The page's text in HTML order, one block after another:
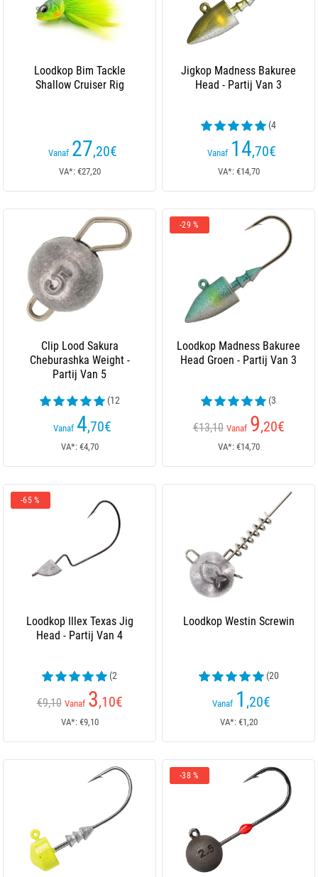
Loodkop Bim Tackle
Shallow Cruiser Rig
Vanaf 27,20€
VA*: €27,20
Jigkop Madness Bakuree
Head - Partij Van 3
(4
beoordelingen)
Vanaf 14,70€
VA*: €14,70
Clip Lood Sakura
Cheburashka Weight -
Partij Van 5
(12
beoordelingen)
Vanaf 4,70€
VA*: €4,70
-29 %
Loodkop Madness Bakuree
Head Groen - Partij Van 3
(3
beoordelingen)
€13,10 Vanaf 9,20€
VA*: €14,70
-65 %
Loodkop Illex Texas Jig
Head - Partij Van 4
(2
beoordelingen)
€9,10 Vanaf 3,10€
VA*: €9,10
Loodkop Westin Screwin
(20
beoordelingen)
Vanaf 1 ,20€
VA*: €1,20
-38 %